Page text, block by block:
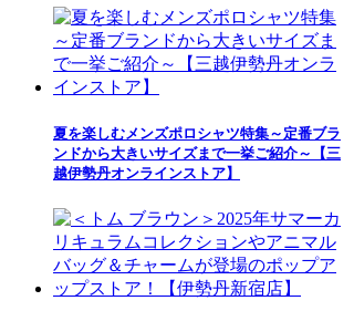
夏を楽しむメンズポロシャツ特集～定番ブラ
ンドから大きいサイズまで一挙ご紹介～【三
越伊勢丹オンラインストア】